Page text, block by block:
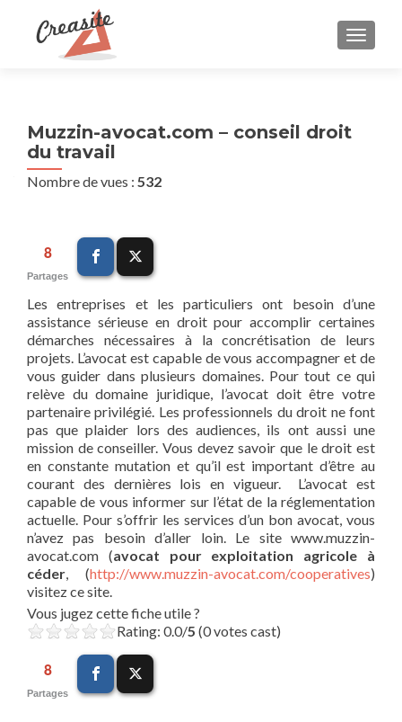
Muzzin-avocat.com – conseil droit
du travail
Nombre de vues : 532
8
Partages
Les entreprises et les particuliers ont besoin d’une
assistance sérieuse en droit pour accomplir certaines
démarches nécessaires à la concrétisation de leurs
projets. L’avocat est capable de vous accompagner et de
vous guider dans plusieurs domaines. Pour tout ce qui
relève du domaine juridique, l’avocat doit être votre
partenaire privilégié. Les professionnels du droit ne font
pas que plaider lors des audiences, ils ont aussi une
mission de conseiller. Vous devez savoir que le droit est
en constante mutation et qu’il est important d’être au
courant des dernières lois en vigueur. L’avocat est
capable de vous informer sur l’état de la réglementation
actuelle. Pour s’offrir les services d’un bon avocat, vous
n’avez pas besoin d’aller loin. Le site www.muzzin-
avocat.com (avocat
pour exploitation agricole à
céder, (http://www.muzzin-avocat.com/cooperatives)
visitez ce site.
Vous jugez cette fiche utile ?
Rating: 0.0/5 (0 votes cast)
8
Partages